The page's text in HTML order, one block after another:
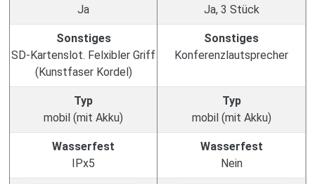
Ja
Ja, 3 Stück
Sonstiges
SD-Kartenslot. Felxibler Griff
(Kunstfaser Kordel)
Sonstiges
Konferenzlautsprecher
Typ
mobil (mit Akku)
Typ
mobil (mit Akku)
Wasserfest
IPx5
Wasserfest
Nein